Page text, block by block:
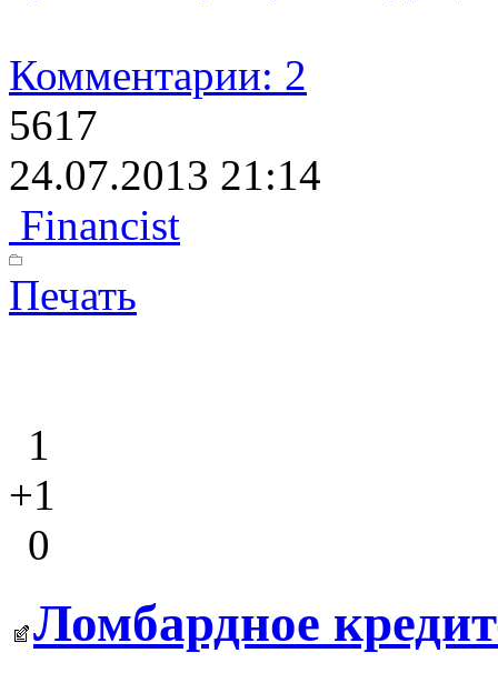
Комментарии: 2
5617
24.07.2013 21:14
Financist
Печать
1
+1
0
Ломбардное